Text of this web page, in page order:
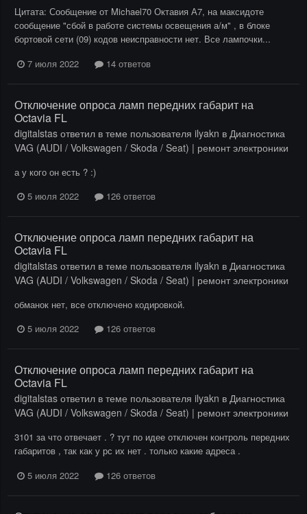
Цитата: Сообщение от Michael70 Октавия А7, на максидоте
сообщение "сбой в работе системы освещения а/м" , в блоке
бортовой сети (09) кодов неисправности нет. Все лампочки...
7 июля 2022
14 ответов
Отключение опроса ламп передних габарит на
Octavia FL
digitalstas ответил в теме пользователя ilyakn в Диагностика
VAG (AUDI / Volkswagen / Skoda / Seat) | ремонт электроники
а у кого он есть ? :)
5 июля 2022
126 ответов
Отключение опроса ламп передних габарит на
Octavia FL
digitalstas ответил в теме пользователя ilyakn в Диагностика
VAG (AUDI / Volkswagen / Skoda / Seat) | ремонт электроники
обманок нет, все отключено кодировкой.
5 июля 2022
126 ответов
Отключение опроса ламп передних габарит на
Octavia FL
digitalstas ответил в теме пользователя ilyakn в Диагностика
VAG (AUDI / Volkswagen / Skoda / Seat) | ремонт электроники
3101 за что отвечает . ? тут по идее отключен контроль передних
габаритов , так как у рс их нет . только какие адреса .
5 июля 2022
126 ответов